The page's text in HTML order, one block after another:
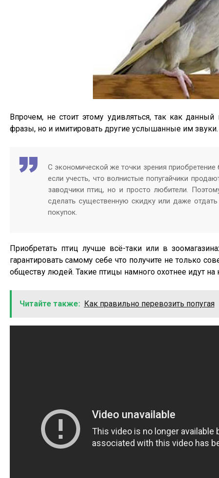
Впрочем, не стоит этому удивляться, так как
фразы, но и имитировать другие услышанные им
С экономической же точки зрения
если учесть, что волнистые попугайчики
заводчики птиц, но и просто любители.
сделать существенную скидку или даже
покупок.
Приобретать птиц лучше всё-таки или в
гарантировать самому себе что получите не только
обществу людей. Такие птицы намного охотнее идут
Читайте также: Как правильно перевозить попугая